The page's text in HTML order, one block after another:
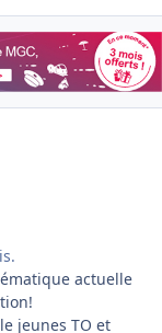
actuelle
jeunes TO et